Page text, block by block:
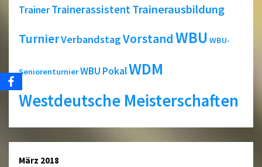
TrainerTrainerassistentTrainerausbildung
TurnierVerbandstagVorstandWBU WBU-
SeniorenturnierWBU PokalWDM
Westdeutsche Meisterschaften
März 2018